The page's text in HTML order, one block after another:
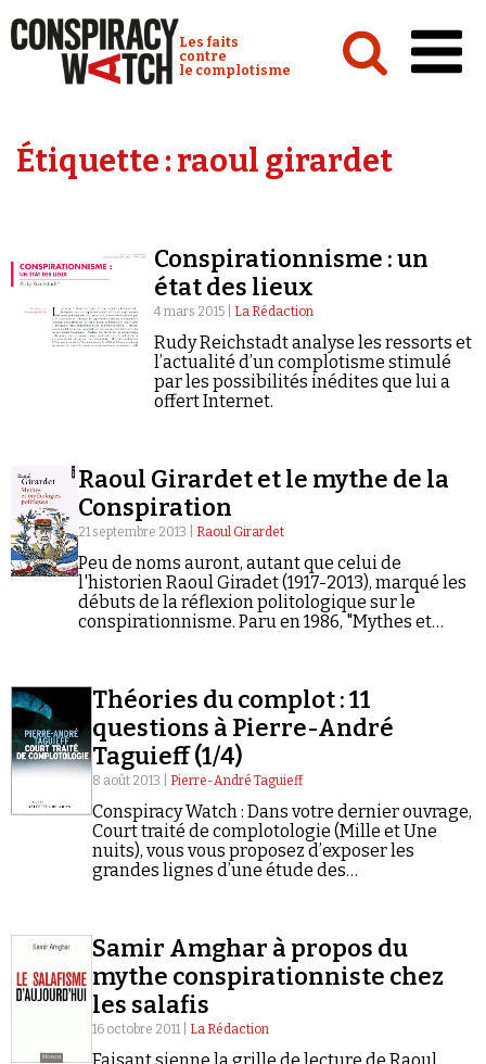
Conspiracy Watch :
Les faits
contre
le complotisme
Analyses
Vidéos
Émissions
Revues de presse
Newsletter
Demander à Vera
Se connecter
Étiquette :raoul girardet
Conspirationnisme : un
état des lieux
4 mars 2015 | La Rédaction
Rudy Reichstadt analyse les ressorts et
l’actualité d’un complotisme stimulé
par les possibilités inédites que lui a
offert Internet.
Raoul Girardet et le mythe de la
Conspiration
21 septembre 2013 | Raoul Girardet
Peu de noms auront, autant que celui de
l'historien Raoul Giradet (1917-2013), marqué les
débuts de la réflexion politologique sur le
conspirationnisme. Paru en 1986, "Mythes et
systématiquement dans la littérature savante
sur le sujet.
Théories du complot : 11
questions à Pierre-André
Taguieff (1/4)
8 août 2013 | Pierre-André Taguieff
Conspiracy Watch : Dans votre dernier ouvrage,
Court traité de complotologie (Mille et Une
nuits), vous vous proposez d’exposer les
grandes lignes d’une étude des
Samir Amghar à propos du
mythe conspirationniste chez
les salafis
16 octobre 2011 | La Rédaction